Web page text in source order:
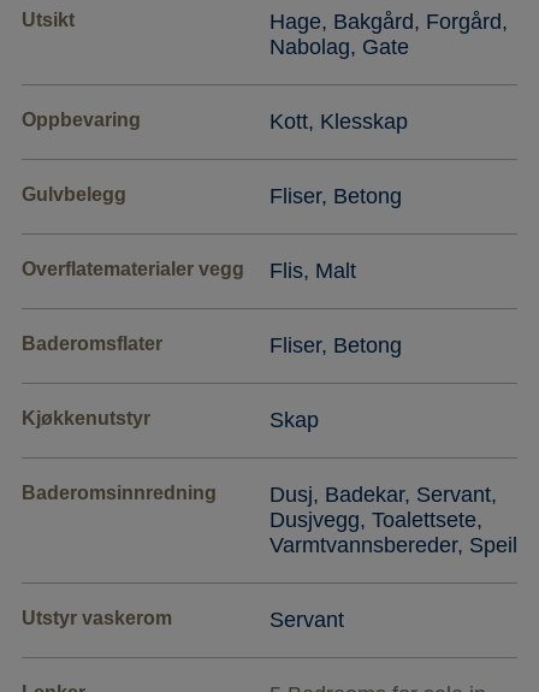
Utsikt
Hage, Bakgård, Forgård,
Nabolag, Gate
Oppbevaring Kott, Klesskap
Gulvbelegg Fliser, Betong
Overflatematerialer vegg Flis, Malt
Baderomsflater Fliser, Betong
Kjøkkenutstyr Skap
Baderomsinnredning
Dusj, Badekar, Servant,
Dusjvegg, Toalettsete,
Varmtvannsbereder, Speil
Utstyr vaskerom Servant